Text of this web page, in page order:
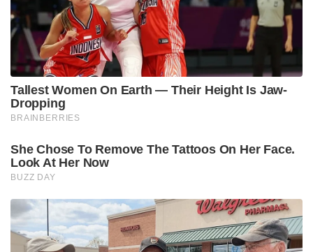
Tallest Women On Earth — Their Height Is Jaw-
Dropping
BRAINBERRIES
She Chose To Remove The Tattoos On Her Face.
Look At Her Now
BUZZ DAY